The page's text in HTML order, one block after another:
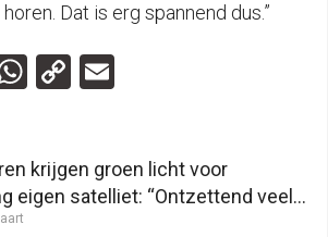
Dat is erg spannend dus.”
WhatsApp
Copy
krijgen groen licht voor
eigen satelliet: “Ontzettend veel